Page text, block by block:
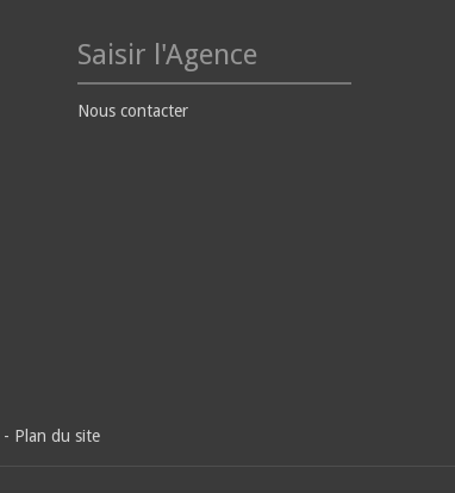
Saisir l'Agence
Nous contacter
- Plan du site